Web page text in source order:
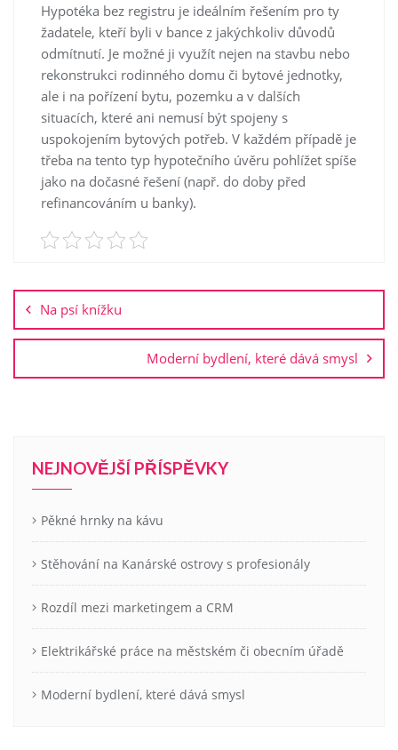
Hypotéka bez registru je ideálním řešením pro ty
žadatele, kteří byli v bance z jakýchkoliv důvodů
odmítnutí. Je možné ji využít nejen na stavbu nebo
rekonstrukci rodinného domu či bytové jednotky,
ale i na pořízení bytu, pozemku a v dalších
situacích, které ani nemusí být spojeny s
uspokojením bytových potřeb. V každém případě je
třeba na tento typ hypotečního úvěru pohlížet spíše
jako na dočasné řešení (např. do doby před
refinancováním u banky).
pro
příspěvek
Na psí knížku
Moderní bydlení, které dává smysl
NEJNOVĚJŠÍ PŘÍSPĚVKY
Pěkné hrnky na kávu
Stěhování na Kanárské ostrovy s profesionály
Rozdíl mezi marketingem a CRM
Elektrikářské práce na městském či obecním úřadě
Moderní bydlení, které dává smysl